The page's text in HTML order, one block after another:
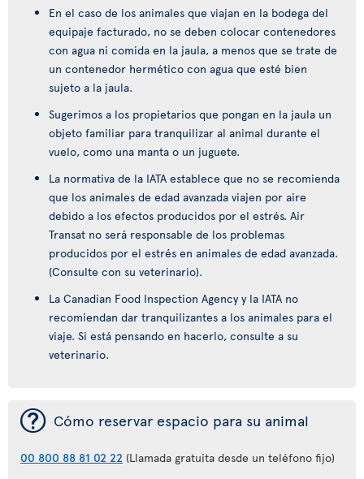
En el caso de los animales que viajan en la bodega del
equipaje facturado, no se deben colocar contenedores
con agua ni comida en la jaula, a menos que se trate de
un contenedor hermético con agua que esté bien
sujeto a la jaula.
Sugerimos a los propietarios que pongan en la jaula un
objeto familiar para tranquilizar al animal durante el
vuelo, como una manta o un juguete.
La normativa de la IATA establece que no se recomienda
que los animales de edad avanzada viajen por aire
debido a los efectos producidos por el estrés. Air
Transat no será responsable de los problemas
producidos por el estrés en animales de edad avanzada.
(Consulte con su veterinario).
La Canadian Food Inspection Agency y la IATA no
recomiendan dar tranquilizantes a los animales para el
viaje. Si está pensando en hacerlo, consulte a su
veterinario.
¯ Cómo reservar espacio para su animal
00 800 88 81 02 22 (Llamada gratuita desde un teléfono fijo)